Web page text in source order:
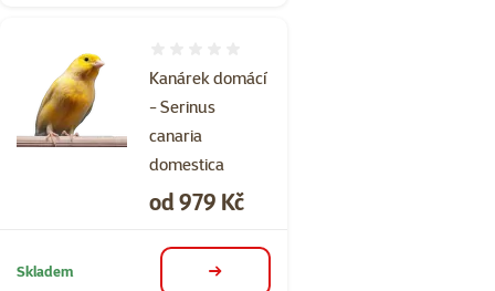
Kanárek domácí
- Serinus
canaria
domestica
Cena
od 979 Kč
Skladem detail